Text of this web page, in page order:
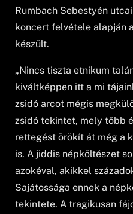
Rumbach Sebestyén
koncert felvétele alapján
készült.
„Nincs tiszta etnikum
kiváltképpen itt a mi
zsidó arcot mégis
zsidó tekintet, mely több
rettegést örökít át még a
is. A jiddis népköltészet
azokéval, akikkel
Sajátossága ennek a
tekintete. A tragikusan